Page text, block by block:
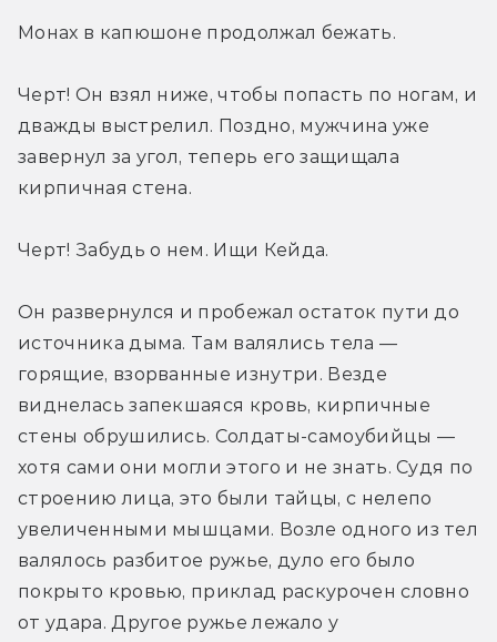
Монах в капюшоне продолжал бежать.
Черт! Он взял ниже, чтобы попасть по ногам, и
дважды выстрелил. Поздно, мужчина уже
завернул за угол, теперь его защищала
кирпичная стена.
Черт! Забудь о нем. Ищи Кейда.
Он развернулся и пробежал остаток пути до
источника дыма. Там валялись тела —
горящие, взорванные изнутри. Везде
виднелась запекшаяся кровь, кирпичные
стены обрушились. Солдаты-самоубийцы —
хотя сами они могли этого и не знать. Судя по
строению лица, это были тайцы, с нелепо
увеличенными мышцами. Возле одного из тел
валялось разбитое ружье, дуло его было
покрыто кровью, приклад раскурочен словно
от удара. Другое ружье лежало у